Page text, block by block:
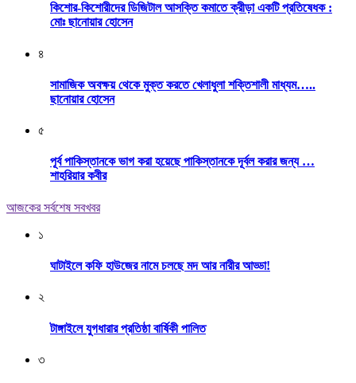
কিশোর-কিশোরীদের ডিজিটাল আসক্তি কমাতে ক্রীড়া একটি প্রতিষেধক :
মোঃ ছানোয়ার হোসেন
৪
সামাজিক অবক্ষয় থেকে মুক্ত করতে খেলাধুলা শক্তিশালী মাধ্যম…..
ছানোয়ার হোসেন
৫
পূর্ব পাকিস্তানকে ভাগ করা হয়েছে পাকিস্তানকে দূর্বল করার জন্য …
শাহরিয়ার কবীর
আজকের সর্বশেষ সবখবর
১
ঘাটাইলে কফি হাউজের নামে চলছে মদ আর নারীর আড্ডা!
২
টাঙ্গাইলে যুগধারার প্রতিষ্ঠা বার্ষিকী পালিত
৩